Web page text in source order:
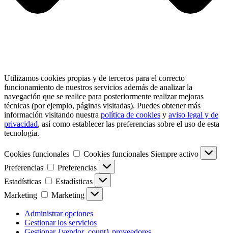
Utilizamos cookies propias y de terceros para el correcto
funcionamiento de nuestros servicios además de analizar la
navegación que se realice para posteriormente realizar mejoras
técnicas (por ejemplo, páginas visitadas). Puedes obtener más
información visitando nuestra política de cookies y aviso legal y de
privacidad, así como establecer las preferencias sobre el uso de esta
tecnología.
Cookies funcionales Cookies funcionales Siempre activo
Preferencias
Preferencias
Estadísticas
Estadísticas
Marketing
Marketing
Administrar opciones
Gestionar los servicios